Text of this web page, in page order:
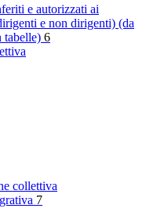
e autorizzati ai
e non dirigenti) (da
tabelle) 6
collettiva
7